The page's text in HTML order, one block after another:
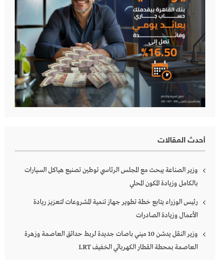
أحدث المقالات
وزير الصناعة يبحث مع المجلس الرئاسي توطين تصنيع هياكل السيارات
بالكامل وزيادة المكون المحلي
رئيس الوزراء يتابع خطة تطوير جهاز تنمية المشروعات لتعزيز ريادة
الأعمال وزيادة الصادرات
وزير النقل يدشن 10 ميني باصات جديدة لربط حدائق العاصمة وزهرة
العاصمة بمحطة القطار الكهربائي الخفيف LRT